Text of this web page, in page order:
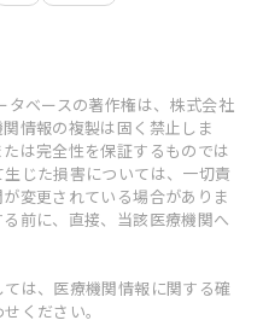
ベースの著作権は、株式会社
情報の複製は固く禁止しま
は完全性を保証するものでは
じた損害については、一切責
変更されている場合がありま
前に、直接、当該医療機関へ
は、医療機関情報に関する確
ください。